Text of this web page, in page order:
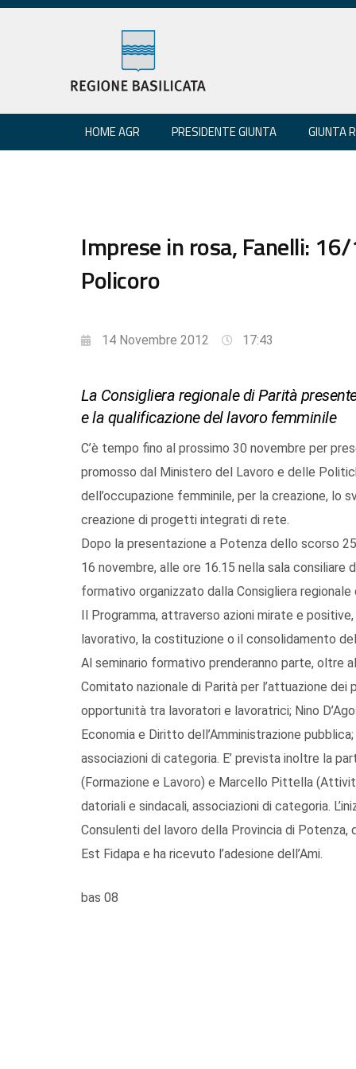
HOME AGR PRESIDENTE GIUNTA GIUNTA
Imprese in rosa, Fanelli:
Policoro
14 Novembre 2012 17:43
La Consigliera regionale di Parità
e la qualificazione del lavoro femminile
C’è tempo fino al prossimo 30 novembre per
promosso dal Ministero del Lavoro e delle
dell’occupazione femminile, per la creazione, lo
creazione di progetti integrati di rete.
Dopo la presentazione a Potenza dello scorso
16 novembre, alle ore 16.15 nella sala consiliare
formativo organizzato dalla Consigliera regionale
Il Programma, attraverso azioni mirate e
lavorativo, la costituzione o il consolidamento
Al seminario formativo prenderanno parte, oltre
Comitato nazionale di Parità per l’attuazione
opportunità tra lavoratori e lavoratrici; Nino
Economia e Diritto dell’Amministrazione
associazioni di categoria. E’ prevista inoltre la
(Formazione e Lavoro) e Marcello Pittella
datoriali e sindacali, associazioni di categoria.
Consulenti del lavoro della Provincia di
Est Fidapa e ha ricevuto l’adesione dell’Ami.
bas 08